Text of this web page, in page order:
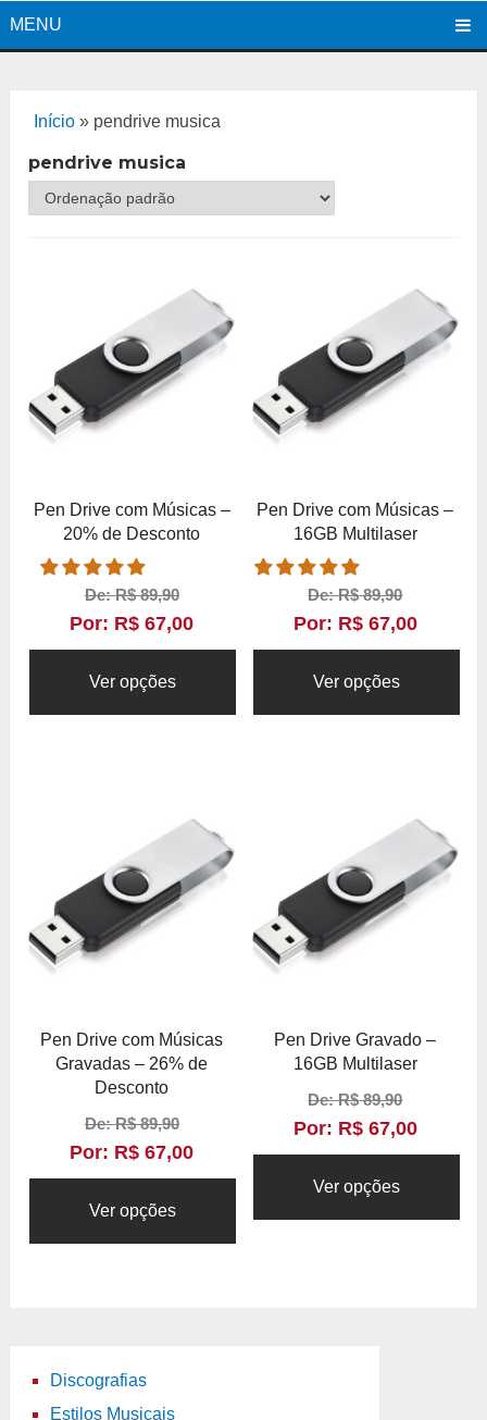
MENU
Início » pendrive musica
pendrive musica
Pen Drive com Músicas –
20% de Desconto
De:R$89,90
Por: R$ 67,00
Ver opções
Pen Drive com Músicas –
16GB Multilaser
De:R$89,90
Por: R$67,00
Ver opções
Pen Drive com Músicas
Gravadas – 26% de
Desconto
De:R$89,90
Por: R$ 67,00
Ver opções
Pen Drive Gravado –
16GB Multilaser
De:R$89,90
Por: R$67,00
Ver opções
Discografias
Estilos Musicais